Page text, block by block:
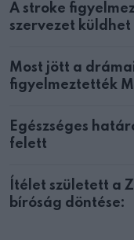
A stroke
szervezet küldhet
Most jött a
figyelmeztették
Egészséges
felett
Ítélet született a
bíróság döntése: